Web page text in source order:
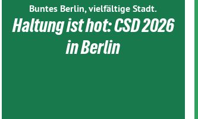
Buntes Berlin, vielfältige Stadt.
Haltung ist hot: CSD 2026
in Berlin